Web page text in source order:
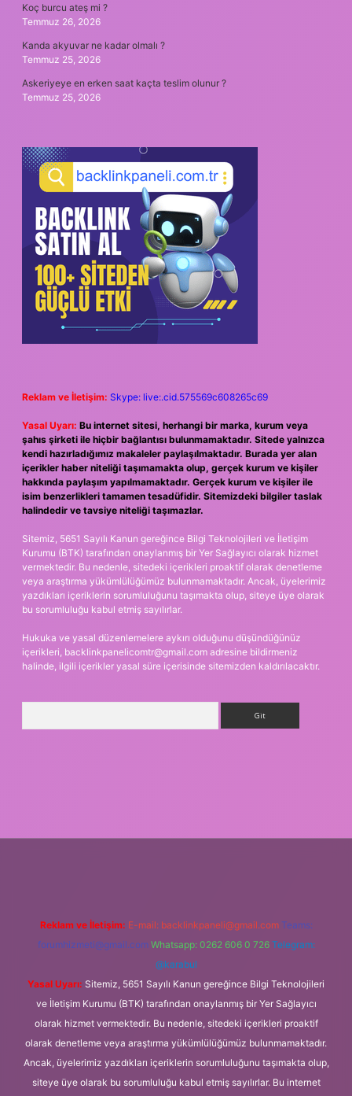
Koç burcu ateş mi ?
Temmuz 26, 2026
Kanda akyuvar ne kadar olmalı ?
Temmuz 25, 2026
Askeriyeye en erken saat kaçta teslim olunur ?
Temmuz 25, 2026
Reklam ve İletişim: Skype: live:.cid.575569c608265c69
Yasal Uyarı: Bu internet sitesi, herhangi bir marka, kurum veya
şahıs şirketi ile hiçbir bağlantısı bulunmamaktadır. Sitede yalnızca
kendi hazırladığımız makaleler paylaşılmaktadır. Burada yer alan
içerikler haber niteliği taşımamakta olup, gerçek kurum ve kişiler
hakkında paylaşım yapılmamaktadır. Gerçek kurum ve kişiler ile
isim benzerlikleri tamamen tesadüfidir. Sitemizdeki bilgiler taslak
halindedir ve tavsiye niteliği taşımazlar.
Sitemiz, 5651 Sayılı Kanun gereğince Bilgi Teknolojileri ve İletişim
Kurumu (BTK) tarafından onaylanmış bir Yer Sağlayıcı olarak hizmet
vermektedir. Bu nedenle, sitedeki içerikleri proaktif olarak denetleme
veya araştırma yükümlülüğümüz bulunmamaktadır. Ancak, üyelerimiz
yazdıkları içeriklerin sorumluluğunu taşımakta olup, siteye üye olarak
bu sorumluluğu kabul etmiş sayılırlar.
Hukuka ve yasal düzenlemelere aykırı olduğunu düşündüğünüz
içerikleri, backlinkpanelicomtr@gmail.com adresine bildirmeniz
halinde, ilgili içerikler yasal süre içerisinde sitemizden kaldırılacaktır.
Reklam ve İletişim: E-mail: backlinkpaneli@gmail.com Teams:
forumhizmeti@gmail.com Whatsapp: 0262 606 0 726 Telegram:
@karabul
Yasal Uyarı: Sitemiz, 5651 Sayılı Kanun gereğince Bilgi Teknolojileri
ve İletişim Kurumu (BTK) tarafından onaylanmış bir Yer Sağlayıcı
olarak hizmet vermektedir. Bu nedenle, sitedeki içerikleri proaktif
olarak denetleme veya araştırma yükümlülüğümüz bulunmamaktadır.
Ancak, üyelerimiz yazdıkları içeriklerin sorumluluğunu taşımakta olup,
siteye üye olarak bu sorumluluğu kabul etmiş sayılırlar. Bu internet